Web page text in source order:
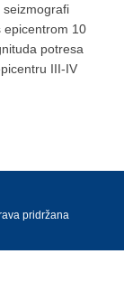
seizmografi
epicentrom 10
potresa
III-IV
pridržana